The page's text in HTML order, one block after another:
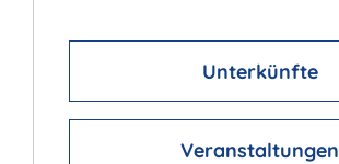
Unterkünfte
Veranstaltungen